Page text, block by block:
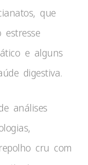
que
e alguns
digestiva.
análises
cru com